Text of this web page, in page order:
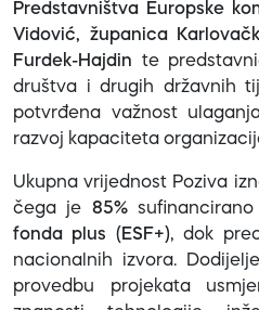
Predstavništva Europske
Vidović, županica
Furdek-Hajdin te
društva i drugih državnih
potvrđena važnost
razvoj kapaciteta
Ukupna vrijednost Poziva
čega je 85%
fonda plus (ESF+), dok
nacionalnih izvora.
provedbu projekata